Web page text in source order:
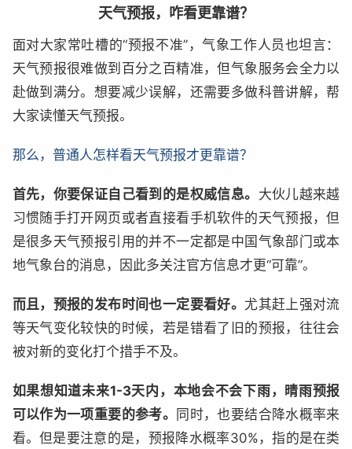
天气预报，咋看更靠谱？
面对大家常吐槽的“预报不准”，气象工作人员也坦言：
天气预报很难做到百分之百精准，但气象服务会全力以
赴做到满分。想要减少误解，还需要多做科普讲解，帮
大家读懂天气预报。
那么，普通人怎样看天气预报才更靠谱？
首先，你要保证自己看到的是权威信息。 大伙儿越来越
习惯随手打开网页或者直接看手机软件的天气预报，但
是很多天气预报引用的并不一定都是中国气象部门或本
地气象台的消息，因此多关注官方信息才更“可靠”。
而且，预报的发布时间也一定要看好。 尤其赶上强对流
等天气变化较快的时候，若是错看了旧的预报，往往会
被对新的变化打个措手不及。
如果想知道未来1-3天内，本地会不会下雨，晴雨预报
可以作为一项重要的参考。
同时，也要结合降水概率来
看。但是要注意的是，预报降水概率30%，指的是在类